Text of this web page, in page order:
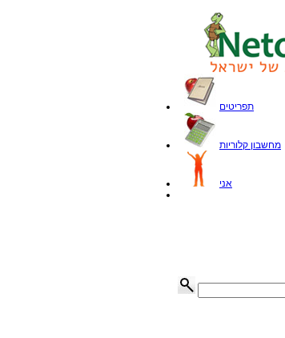
תפריטים
מחשבון קלוריות
אני